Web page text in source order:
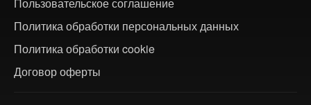
Политика обработки персональных данных
Политика обработки cookie
Договор оферты